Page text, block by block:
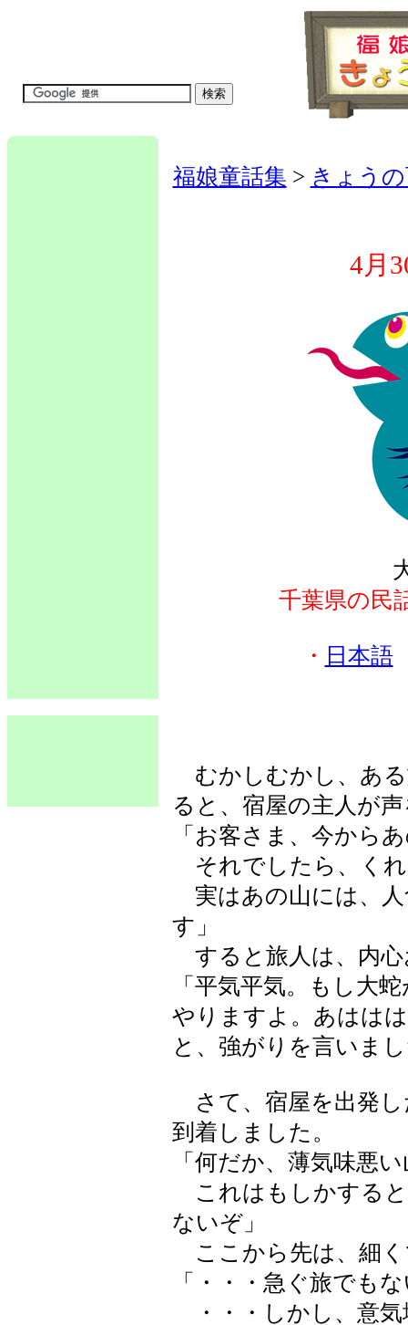
福娘童話集 > きょう
4月
千葉県の民
・ 日本語
むかしむかし、あ
ると、宿屋の主人が
「お客さま、今から
それでしたら、く
実はあの山には、
す」
すると旅人は、内
「平気平気。もし大
やりますよ。あはは
と、強がりを言いま
さて、宿屋を出発し
到着しました。
「何だか、薄気味悪
これはもしかする
ないぞ」
ここから先は、細
「・・・急ぐ旅でも
・・・しかし、意気